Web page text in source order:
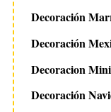
Decoración
Decoración
Decoracion
Decoración